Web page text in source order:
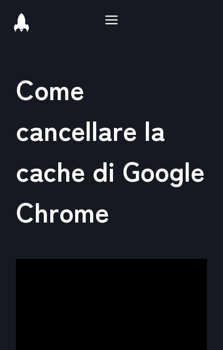
Come
cancellare la
cache di Google
Chrome